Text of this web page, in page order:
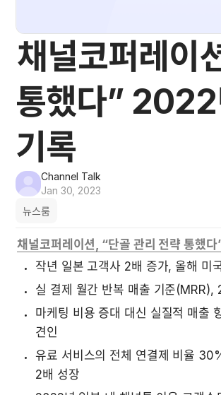
채널코퍼레이
통했다”
기록
Channel Talk
Jan 30, 2023
뉴스룸
채널코퍼레이션, “단골 관리 전략 통했
작년 일본 고객사 2배 증가, 올해 미
실 결제 월간 반복 매출 기준
마케팅 비용 증대 대신 실질적 매출
견인
유료 서비스의 전체 연결제 비율
2배 성장